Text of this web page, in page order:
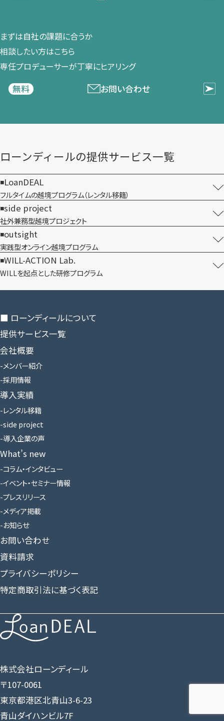
まずは​自社の​課題に​合うか​
相談したい方は​こちら
専任プロデューサーが​丁寧に​ヒアリング
無料
お問い合わせ
ローンディールの​提供サービス一覧
LoanDEAL
フルタイムの越境プログラム​（レンタル移籍）
side project
社外兼務型​越境プロジェクト
outsight
実践型オンライン​越境プログラム
WILL-ACTION Lab.
WILLを​起点とした​研修プログラム
株式会社ローンディール
〒107-0061
東京都港区北青山3-6-23
青山ダイハンビル7F
■ ローンディールに​ついて
提供サービス一覧
会社概要
メンバー紹介
採用情報
導入実績
レンタル移籍
side project
導入企業の声
What’s new
コラム・インタビュー
イベント・セミナー情報
プレスリリース
メディア掲載
お知らせ
お問い合わせ
資料請求
プライバシーポリシー
特定商取引法に基づく表記